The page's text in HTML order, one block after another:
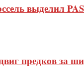
выделил
предков за